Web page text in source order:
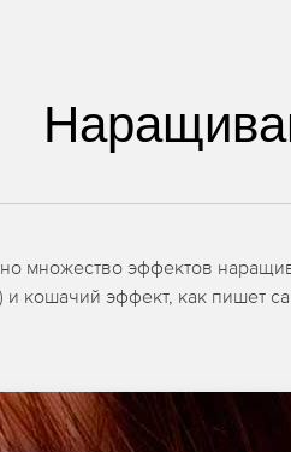
множество эффектов
кошачий эффект, как пишет